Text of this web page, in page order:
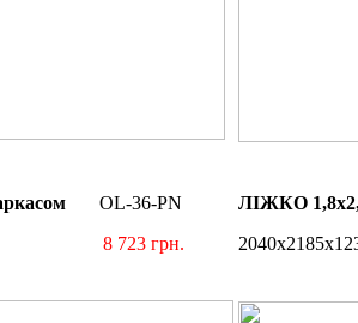
OL-36-PN
8 723 грн.
ЛІЖКО